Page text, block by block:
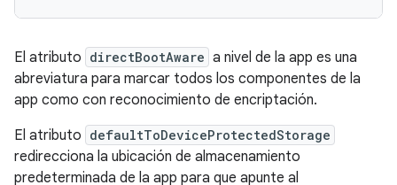
El atributo directBootAware a nivel de la app es una
abreviatura para marcar todos los componentes de la
app como con reconocimiento de encriptación.
El atributo defaultToDeviceProtectedStorage
redirecciona la ubicación de almacenamiento
predeterminada de la app para que apunte al